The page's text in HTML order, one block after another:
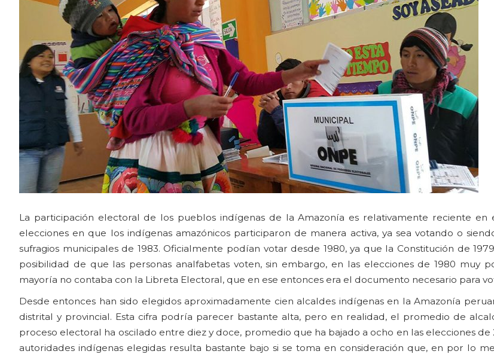
La participación electoral de los pueblos indígenas de la Amazonía es relativamente reciente en
elecciones en que los indígenas amazónicos participaron de manera activa, ya sea votando o
sufragios municipales de 1983. Oficialmente podían votar desde 1980, ya que la Constitución de
posibilidad de que las personas analfabetas voten, sin embargo, en las elecciones de 1980 muy
mayoría no contaba con la Libreta Electoral, que en ese entonces era el documento necesario para
Desde entonces han sido elegidos aproximadamente cien alcaldes indígenas en la Amazonía
distrital y provincial. Esta cifra podría parecer bastante alta, pero en realidad, el promedio de
proceso electoral ha oscilado entre diez y doce, promedio que ha bajado a ocho en las elecciones de
autoridades indígenas elegidas resulta bastante bajo si se toma en consideración que, en por lo